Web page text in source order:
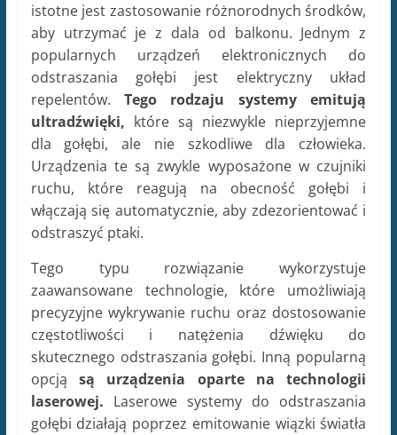
istotne jest zastosowanie różnorodnych środków,
aby utrzymać je z dala od balkonu. Jednym z
popularnych urządzeń elektronicznych do
odstraszania gołębi jest elektryczny układ
repelentów.Tego rodzaju systemy emitują
ultradźwięki, które są niezwykle nieprzyjemne
dla gołębi, ale nie szkodliwe dla człowieka.
Urządzenia te są zwykle wyposażone w czujniki
ruchu, które reagują na obecność gołębi i
włączają się automatycznie, aby zdezorientować i
odstraszyć ptaki.
Tego typu rozwiązanie wykorzystuje
zaawansowane technologie, które umożliwiają
precyzyjne wykrywanie ruchu oraz dostosowanie
częstotliwości i natężenia dźwięku do
skutecznego odstraszania gołębi. Inną popularną
opcjąsą urządzenia oparte na technologii
laserowej. Laserowe systemy do odstraszania
gołębi działają poprzez emitowanie wiązki światła